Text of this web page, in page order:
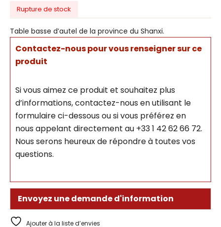
Rupture de stock
Table basse d’autel de la province du Shanxi.
Contactez-nous pour vous renseigner sur ce
produit
Si vous aimez ce produit et souhaitez plus
d’informations, contactez-nous en utilisant le
formulaire ci-dessous ou si vous préférez en
nous appelant directement au +33 1 42 62 66 72.
Nous serons heureux de répondre à toutes vos
questions.
Envoyez une demande d'information
Ajouter à la liste d’envies